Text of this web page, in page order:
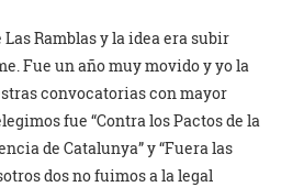
Ramblas y la idea era subir
Fue un año muy movido y yo la
convocatorias con mayor
fue “Contra los Pactos de la
de Catalunya” y “Fuera las
dos no fuimos a la legal